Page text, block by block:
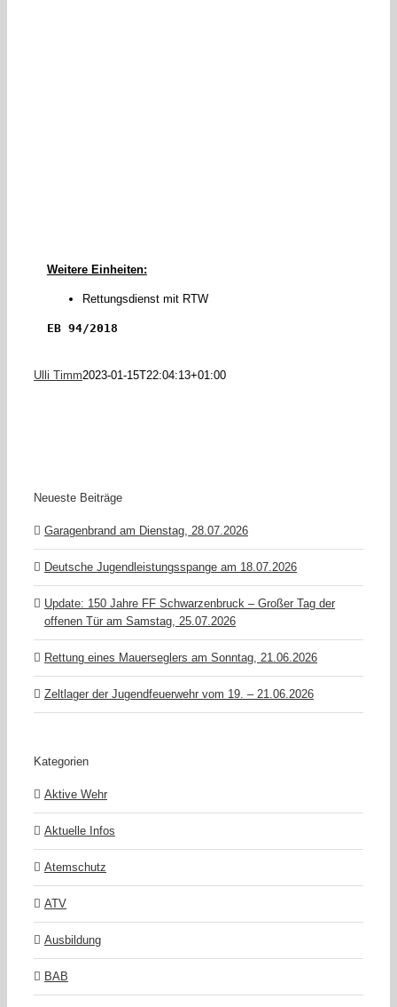
Weitere Einheiten:
Rettungsdienst mit RTW
EB 94/2018
Ulli Timm2023-01-15T22:04:13+01:00
Neueste Beiträge
Garagenbrand am Dienstag, 28.07.2026
Deutsche Jugendleistungsspange am 18.07.2026
Update: 150 Jahre FF Schwarzenbruck – Großer Tag der
offenen Tür am Samstag, 25.07.2026
Rettung eines Mauerseglers am Sonntag, 21.06.2026
Zeltlager der Jugendfeuerwehr vom 19. – 21.06.2026
Kategorien
Aktive Wehr
Aktuelle Infos
Atemschutz
ATV
Ausbildung
BAB